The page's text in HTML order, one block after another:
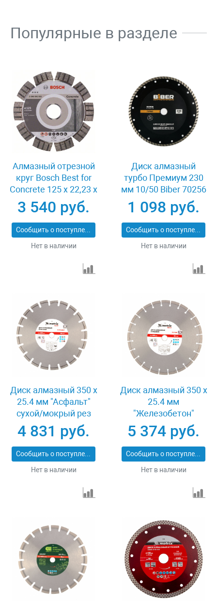
Популярные в разделе
Алмазный отрезной
круг Bosch Best for
Concrete 125 x 22,23 x
2,2 x 12 mm
3 540 руб.
Сообщить о поступлении
Нет в наличии
Диск алмазный
турбо Премиум 230
мм 10/50 Biber 70256
1 098 руб.
Сообщить о поступлении
Нет в наличии
Диск алмазный 350 х
25.4 мм "Асфальт"
сухой/мокрый рез
Pro Matrix 731073
4 831 руб.
Сообщить о поступлении
Нет в наличии
Диск алмазный 350 х
25.4 мм
"Железобетон"
сухой/мокрый рез
Pro Matrix 731103
5 374 руб.
Сообщить о поступлении
Нет в наличии